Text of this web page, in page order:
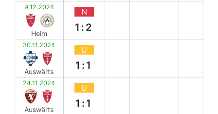
9.12.2024
Heim
N
1:2
30.11.2024
Auswärts
U
1:1
24.11.2024
Auswärts
U
1:1